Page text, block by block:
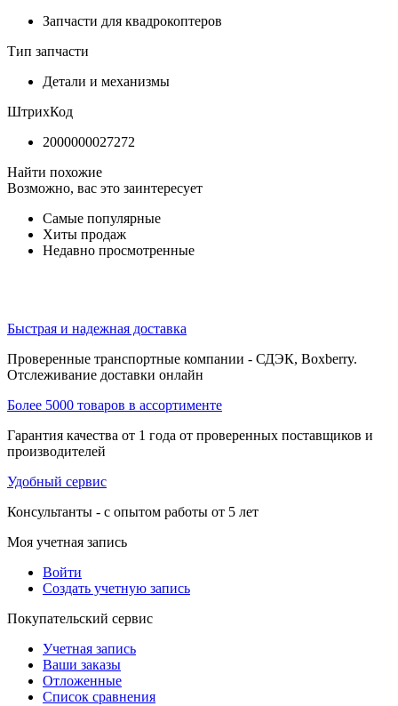
Запчасти для квадрокоптеров
Тип запчасти
Детали и механизмы
ШтрихКод
2000000027272
Найти похожие
Возможно, вас это заинтересует
Самые популярные
Хиты продаж
Недавно просмотренные
Быстрая и надежная доставка
Проверенные транспортные компании - СДЭК, Boxberry.
Отслеживание доставки онлайн
Более 5000 товаров в ассортименте
Гарантия качества от 1 года от проверенных поставщиков и
производителей
Удобный сервис
Консультанты - с опытом работы от 5 лет
Моя учетная запись
Войти
Создать учетную запись
Покупательский сервис
Учетная запись
Ваши заказы
Отложенные
Список сравнения